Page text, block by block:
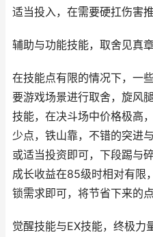
适当投入，在需要硬扛伤害
辅助与功能技能，取舍见真
在技能点有限的情况下，一
要游戏场景进行取舍，旋风
技能，在决斗场中价格极高
少点，铁山靠，不错的突进
或适当投资即可，下段踢与
成长收益在85级时相对有限
锁需求即可，将节省下来的
觉醒技能与EX技能，终极力